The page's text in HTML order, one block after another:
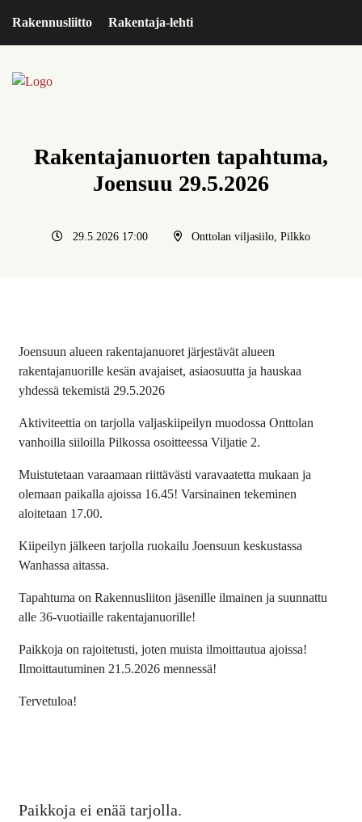
Rakennusliitto Rakentaja-lehti
Rakentajanuorten tapahtuma,
Joensuu 29.5.2026
29.5.2026 17:00 Onttolan viljasiilo, Pilkko
Joensuun alueen rakentajanuoret järjestävät alueen
rakentajanuorille kesän avajaiset, asiaosuutta ja hauskaa
yhdessä tekemistä 29.5.2026
Aktiviteettia on tarjolla valjaskiipeilyn muodossa Onttolan
vanhoilla siiloilla Pilkossa osoitteessa Viljatie 2.
Muistutetaan varaamaan riittävästi varavaatetta mukaan ja
olemaan paikalla ajoissa 16.45! Varsinainen tekeminen
aloitetaan 17.00.
Kiipeilyn jälkeen tarjolla ruokailu Joensuun keskustassa
Wanhassa aitassa.
Tapahtuma on Rakennusliiton jäsenille ilmainen ja suunnattu
alle 36-vuotiaille rakentajanuorille!
Paikkoja on rajoitetusti, joten muista ilmoittautua ajoissa!
Ilmoittautuminen 21.5.2026 mennessä!
Tervetuloa!
Paikkoja ei enää tarjolla.